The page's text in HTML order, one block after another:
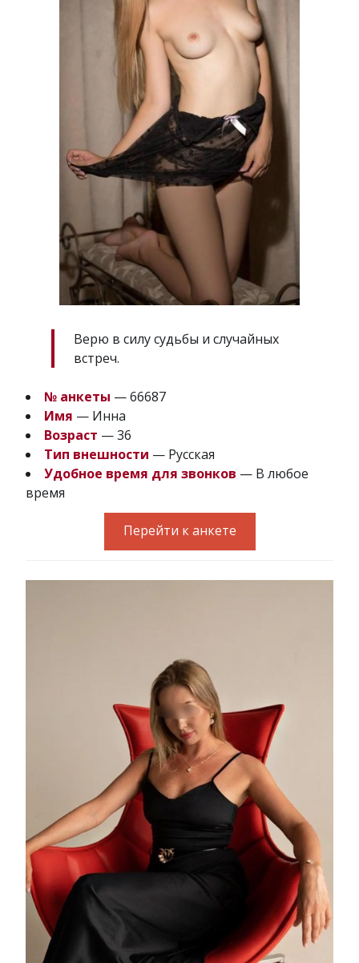
Верю в силу судьбы и случайных
встреч.
№ анкеты — 66687
Имя — Инна
Возраст — 36
Тип внешности — Русская
Удобное время для звонков — В любое
время
Перейти к анкете